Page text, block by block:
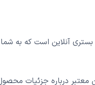
آنلاین است که به